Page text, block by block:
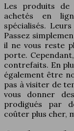
Les produits de
achetés en
spécialisés.
Passez
il ne vous reste
porte.
contrefaits. En
également être
pas à visiter de
vous donner
prodigués par
coûter plus cher,